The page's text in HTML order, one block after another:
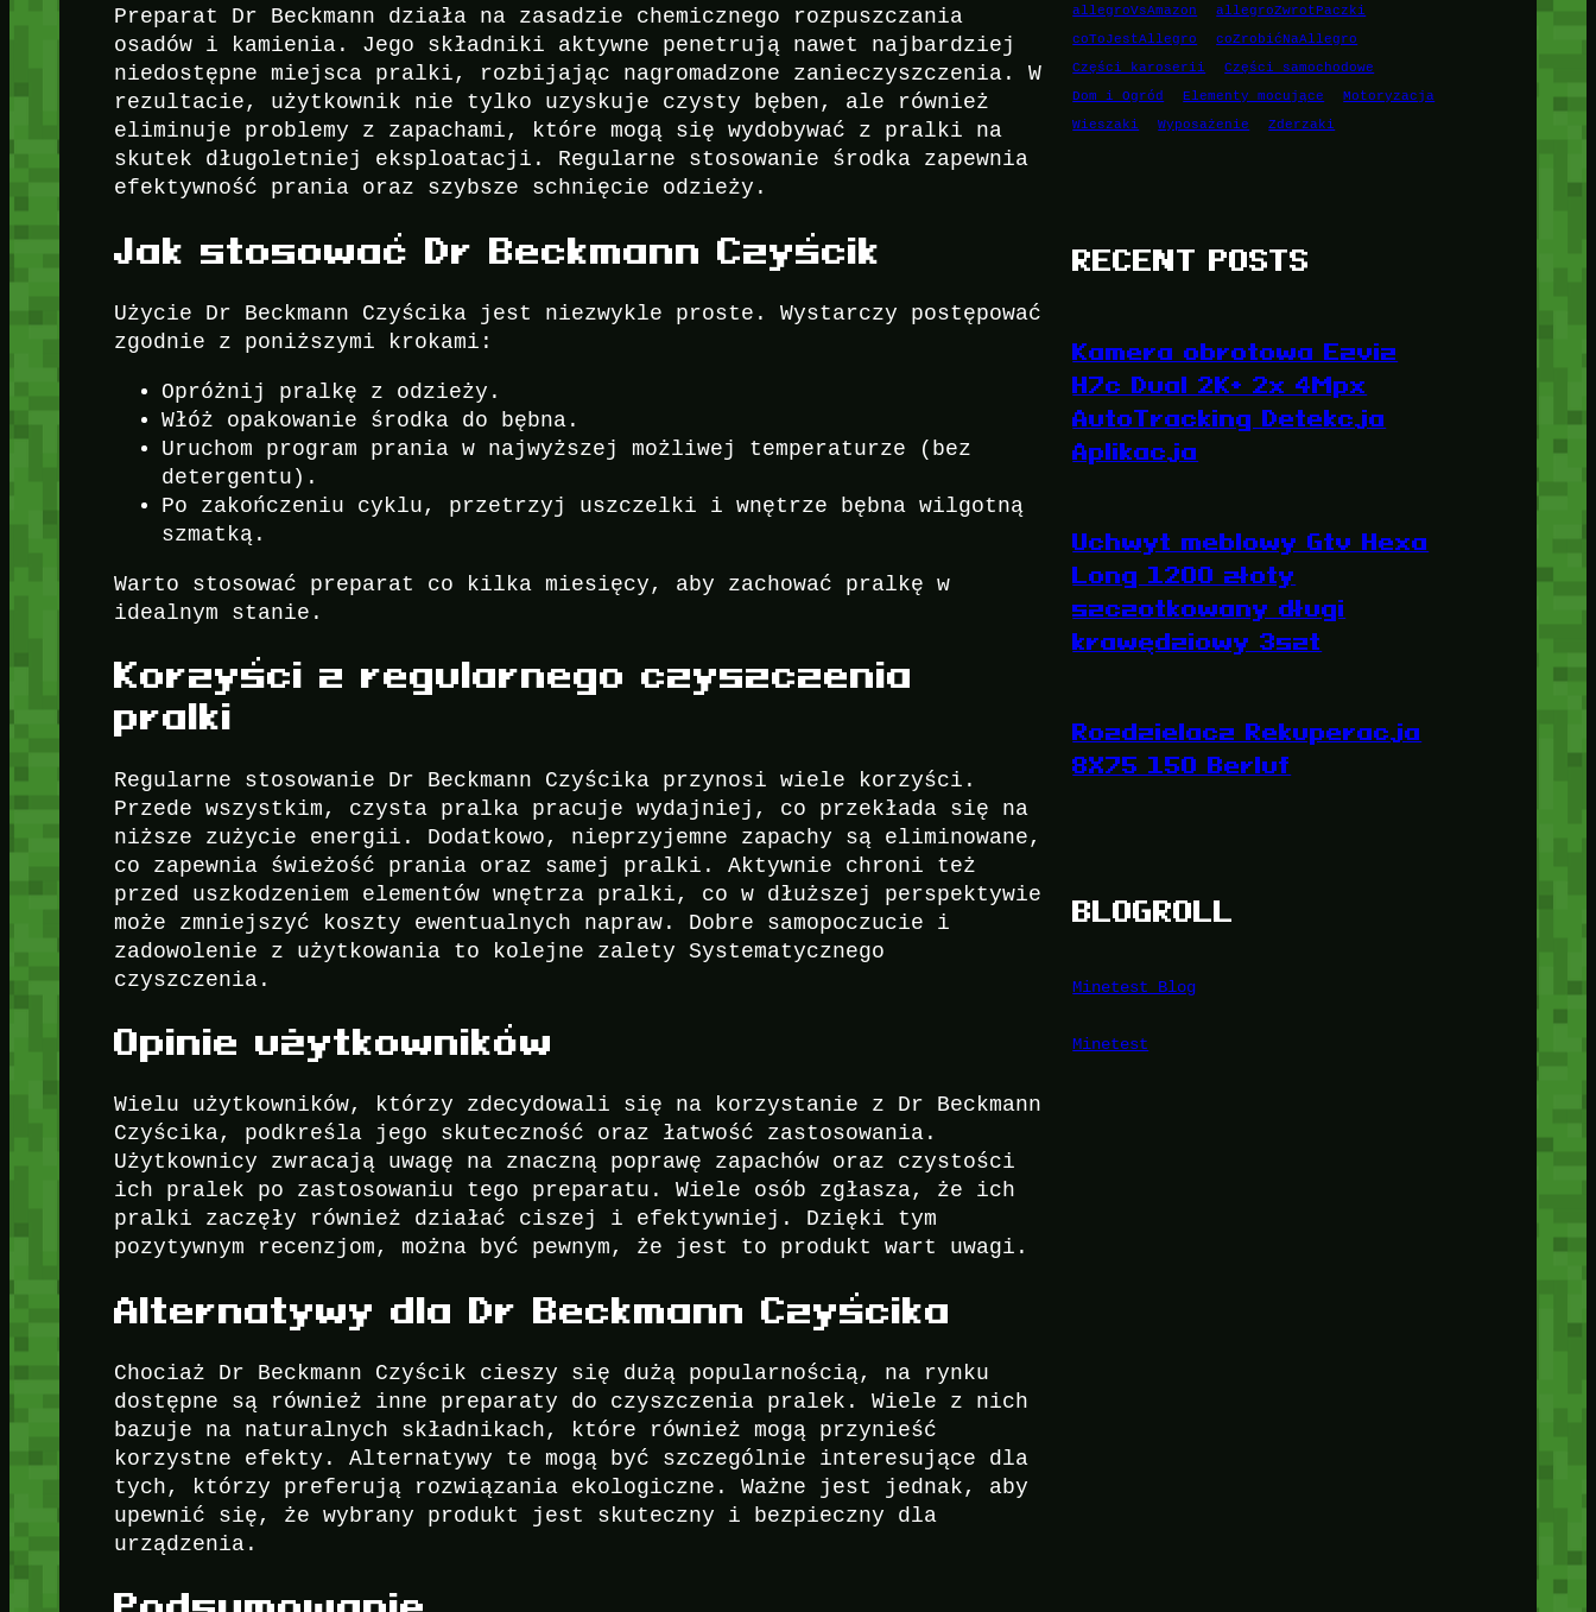
Preparat Dr Beckmann działa na zasadzie chemicznego rozpuszczania
osadów i kamienia. Jego składniki aktywne penetrują nawet najbardziej
niedostępne miejsca pralki, rozbijając nagromadzone zanieczyszczenia. W
rezultacie, użytkownik nie tylko uzyskuje czysty bęben, ale również
eliminuje problemy z zapachami, które mogą się wydobywać z pralki na
skutek długoletniej eksploatacji. Regularne stosowanie środka zapewnia
efektywność prania oraz szybsze schnięcie odzieży.
Jak stosować Dr Beckmann Czyścik
Użycie Dr Beckmann Czyścika jest niezwykle proste. Wystarczy postępować
zgodnie z poniższymi krokami:
Opróżnij pralkę z odzieży.
Włóż opakowanie środka do bębna.
Uruchom program prania w najwyższej możliwej temperaturze (bez
detergentu).
Po zakończeniu cyklu, przetrzyj uszczelki i wnętrze bębna wilgotną
szmatką.
Warto stosować preparat co kilka miesięcy, aby zachować pralkę w
idealnym stanie.
Korzyści z regularnego czyszczenia
pralki
Regularne stosowanie Dr Beckmann Czyścika przynosi wiele korzyści.
Przede wszystkim, czysta pralka pracuje wydajniej, co przekłada się na
niższe zużycie energii. Dodatkowo, nieprzyjemne zapachy są eliminowane,
co zapewnia świeżość prania oraz samej pralki. Aktywnie chroni też
przed uszkodzeniem elementów wnętrza pralki, co w dłuższej perspektywie
może zmniejszyć koszty ewentualnych napraw. Dobre samopoczucie i
zadowolenie z użytkowania to kolejne zalety Systematycznego
czyszczenia.
Opinie użytkowników
Wielu użytkowników, którzy zdecydowali się na korzystanie z Dr Beckmann
Czyścika, podkreśla jego skuteczność oraz łatwość zastosowania.
Użytkownicy zwracają uwagę na znaczną poprawę zapachów oraz czystości
ich pralek po zastosowaniu tego preparatu. Wiele osób zgłasza, że ich
pralki zaczęły również działać ciszej i efektywniej. Dzięki tym
pozytywnym recenzjom, można być pewnym, że jest to produkt wart uwagi.
Alternatywy dla Dr Beckmann Czyścika
Chociaż Dr Beckmann Czyścik cieszy się dużą popularnością, na rynku
dostępne są również inne preparaty do czyszczenia pralek. Wiele z nich
bazuje na naturalnych składnikach, które również mogą przynieść
korzystne efekty. Alternatywy te mogą być szczególnie interesujące dla
tych, którzy preferują rozwiązania ekologiczne. Ważne jest jednak, aby
upewnić się, że wybrany produkt jest skuteczny i bezpieczny dla
urządzenia.
allegroVsAmazon
allegroZwrotPaczki
coToJestAllegro
coZrobićNaAllegro
Części karoserii
Części samochodowe
Dom i Ogród
Elementy mocujące
Motoryzacja
Wieszaki
Wyposażenie Zderzaki
RECENT POSTS
Kamera obrotowa Ezviz
H7c Dual 2K+ 2x 4Mpx
AutoTracking Detekcja
Aplikacja
Uchwyt meblowy Gtv Hexa
Long 1200 złoty
szczotkowany długi
krawędziowy 3szt
Rozdzielacz Rekuperacja
8X75 150 Berluf
BLOGROLL
Minetest Blog
Minetest